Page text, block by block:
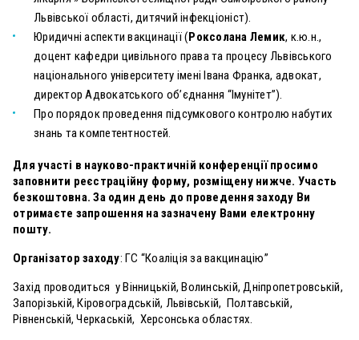
Львівської області, дитячий інфекціоніст).
Юридичні аспекти вакцинації ( Роксолана Лемик, к.ю.н.,
доцент кафедри цивільного права та процесу Львівського
національного університету імені Івана Франка, адвокат,
директор Адвокатського об’єднання “Імунітет”).
Про порядок проведення підсумкового контролю набутих
знань та компетентностей.
Для участі в науково-практичній конференції просимо
заповнити реєстраційну форму, розміщену нижче. Участь
безкоштовна. За один день до проведення заходу Ви
отримаєте запрошення на зазначену Вами електронну
пошту.
Організатор заходу: ГС “Коаліція за вакцинацію”
Захід проводиться у Вінницькій, Волинській, Дніпропетровській,
Запорізькій, Кіровоградській, Львівській, Полтавській,
Рівненській, Черкаській, Херсонська областях.